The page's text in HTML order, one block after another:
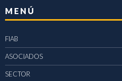
MENÚ
FIAB
ASOCIADOS
SECTOR